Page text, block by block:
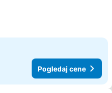
Pogledaj cene